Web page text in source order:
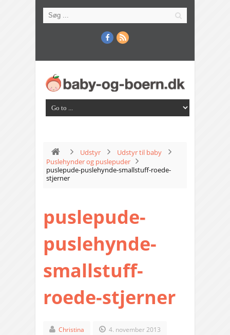
Udstyr
Udstyr til baby
Puslehynder og puslepuder
puslepude-puslehynde-smallstuff-roede-
stjerner
puslepude-
puslehynde-
smallstuff-
roede-stjerner
Christina 4. november 2013